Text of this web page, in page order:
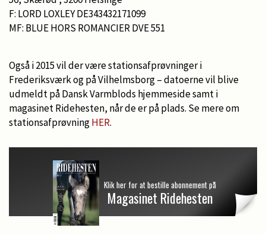
F: LORD LOXLEY DE343432171099
MF: BLUE HORS ROMANCIER DVE 551
Også i 2015 vil der være stationsafprøvninger i
Frederiksværk og på Vilhelmsborg – datoerne vil blive
udmeldt på Dansk Varmblods hjemmeside samt i
magasinet Ridehesten, når de er på plads. Se mere om
stationsafprøvningHER.
Klik her for at bestille abonnement på
Magasinet Ridehesten